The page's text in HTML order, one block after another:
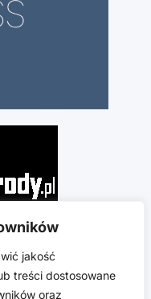
jakość
treści dostosowane
oraz